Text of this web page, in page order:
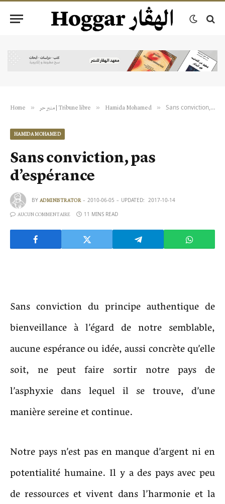
Home » منبر حر | Tribune libre » Hamida Mohamed » Sans conviction, pas d’espérance
HAMIDA MOHAMED
Sans conviction, pas
d’espérance
BY ADMINISTRATOR 2010-06-05 UPDATED: 2017-10-14
AUCUN COMMENTAIRE 11 MINS READ
Sans conviction du principe authentique de
bienveillance à l’égard de notre semblable,
aucune espérance ou idée, aussi concrète qu’elle
soit, ne peut faire sortir notre pays de
l’asphyxie dans lequel il se trouve, d’une
manière sereine et continue.
Notre pays n’est pas en manque d’argent ni en
potentialité humaine. Il y a des pays avec peu
de ressources et vivent dans l’harmonie et la